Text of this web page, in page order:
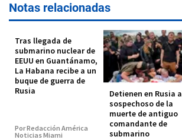
Notas relacionadas
Tras llegada de
submarino nuclear de
EEUU en Guantánamo,
La Habana recibe a un
buque de guerra de
Rusia
Por Redacción América
Noticias Miami
Detienen en Rusia a
sospechoso de la
muerte de antiguo
comandante de
submarino